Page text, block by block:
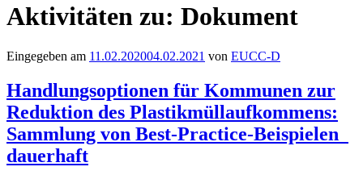
Aktivitäten zu: Dokument
Eingegeben am 11.02.202004.02.2021 von EUCC-D
Handlungsoptionen für Kommunen zur
Reduktion des Plastikmüllaufkommens:
Sammlung von Best-Practice-Beispielen
dauerhaft